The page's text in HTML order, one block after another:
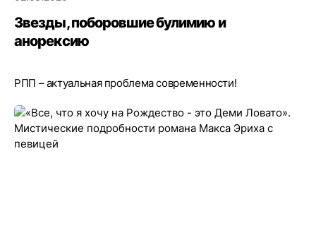
Звезды, поборовшие булимию и
анорексию
РПП – актуальная проблема современности!